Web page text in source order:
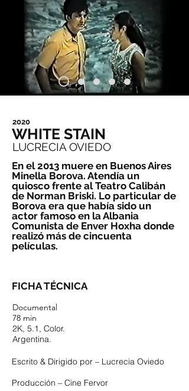
2020
WHITE STAIN
LUCRECIA OVIEDO
En el 2013 muere en Buenos Aires
Minella Borova. Atendía un
quiosco frente al Teatro Calibán
de Norman Briski. Lo particular de
Borova era que había sido un
actor famoso en la Albania
Comunista de Enver Hoxha donde
realizó más de cincuenta
películas.
FICHA TÉCNICA
Documental
78 min
2K, 5.1, Color.
Argentina.
Escrito & Dirigido por – Lucrecia Oviedo
Producción – Cine Fervor